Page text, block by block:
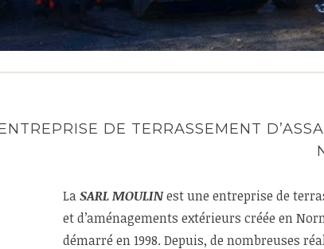
DE TERRASSEMENT
LaSARL MOULINest une entreprise de
et d’aménagements extérieurs créée en
démarré en 1998. Depuis, de nombreuses